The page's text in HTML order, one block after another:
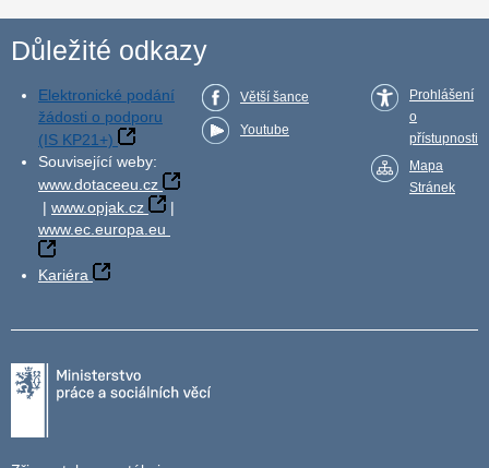
Důležité odkazy
Elektronické podání
žádosti o podporu
(IS KP21+)
Související weby:
www.dotaceeu.cz
| www.opjak.cz
|
www.ec.europa.eu
Kariéra
Větší šance
Youtube
Prohlášení
o
přístupnosti
Mapa
Stránek